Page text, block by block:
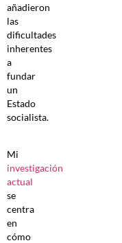
añadieron
las
dificultades
inherentes
a
fundar
un
Estado
socialista.
Mi
investigación
actual
se
centra
en
cómo